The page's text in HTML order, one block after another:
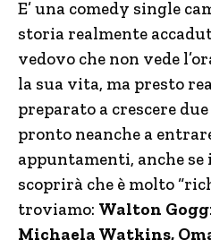
E’ una comedy single
storia realmente
vedovo che non vede
la sua vita, ma presto
preparato a crescere
pronto neanche a
appuntamenti, anche
scoprirà che è molto
troviamo: Walton
Michaela Watkins,